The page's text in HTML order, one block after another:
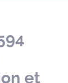
et